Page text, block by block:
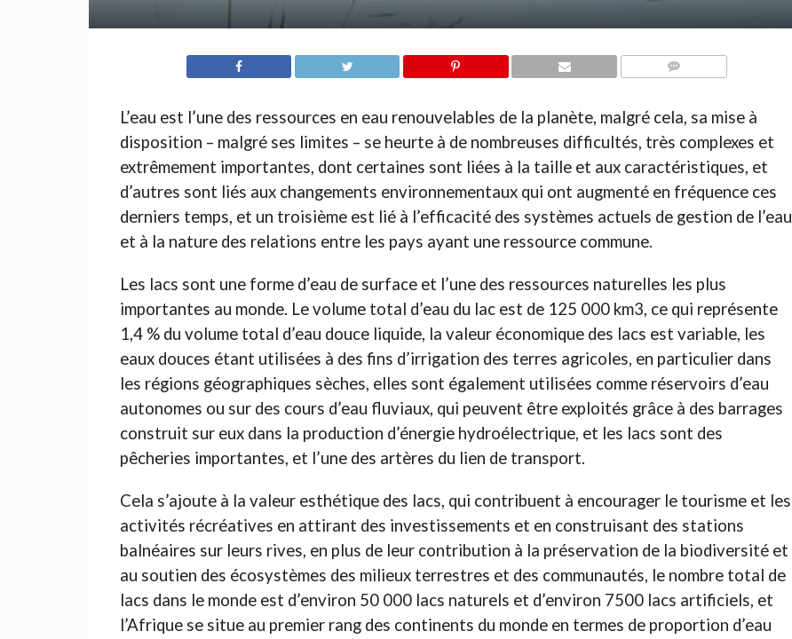
L’eau est l’une des ressources en eau renouvelables de la planète, malgré cela, sa mise à
disposition – malgré ses limites – se heurte à de nombreuses difficultés, très complexes et
extrêmement importantes, dont certaines sont liées à la taille et aux caractéristiques, et
d’autres sont liés aux changements environnementaux qui ont augmenté en fréquence ces
derniers temps, et un troisième est lié à l’efficacité des systèmes actuels de gestion de l’eau
et à la nature des relations entre les pays ayant une ressource commune.
Les lacs sont une forme d’eau de surface et l’une des ressources naturelles les plus
importantes au monde. Le volume total d’eau du lac est de 125 000 km3, ce qui représente
1,4 % du volume total d’eau douce liquide, la valeur économique des lacs est variable, les
eaux douces étant utilisées à des fins d’irrigation des terres agricoles, en particulier dans
les régions géographiques sèches, elles sont également utilisées comme réservoirs d’eau
autonomes ou sur des cours d’eau fluviaux, qui peuvent être exploités grâce à des barrages
construit sur eux dans la production d’énergie hydroélectrique, et les lacs sont des
pêcheries importantes, et l’une des artères du lien de transport.
Cela s’ajoute à la valeur esthétique des lacs, qui contribuent à encourager le tourisme et les
activités récréatives en attirant des investissements et en construisant des stations
balnéaires sur leurs rives, en plus de leur contribution à la préservation de la biodiversité et
au soutien des écosystèmes des milieux terrestres et des communautés, le nombre total de
lacs dans le monde est d’environ 50 000 lacs naturels et d’environ 7500 lacs artificiels, et
l’Afrique se situe au premier rang des continents du monde en termes de proportion d’eau